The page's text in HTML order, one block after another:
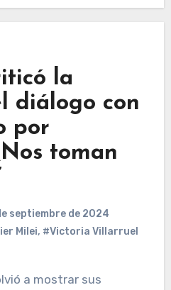
la
diálogo con
por
toman
septiembre de 2024
Milei, #Victoria Villarruel
a mostrar sus